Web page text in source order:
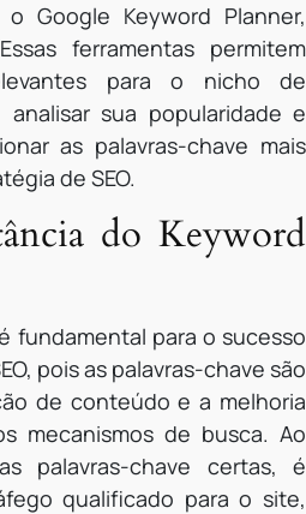
o Google Keyword Planner,
ferramentas permitem
para o nicho de
sua popularidade e
as palavras-chave mais
de SEO.
do Keyword
fundamental para o sucesso
pois as palavras-chave são
de conteúdo e a melhoria
mecanismos de busca. Ao
palavras-chave certas, é
qualificado para o site,